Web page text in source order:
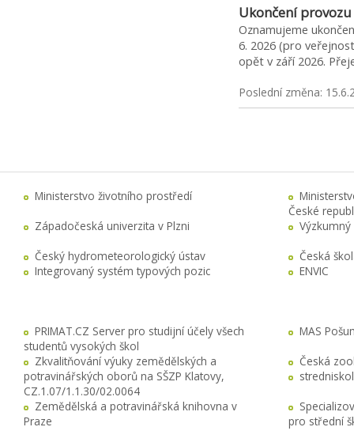
Ukončení
Oznamujeme
6. 2026 (pro
opět v září 2026.
Poslední změna:
Ministerstvo životního prostředí
České
Západočeská univerzita v Plzni
Český hydrometeorologický ústav
Česká
Integrovaný systém typových pozic
ENVIC
PRIMAT.CZ Server pro studijní účely všech
studentů vysokých škol
MAS
Zkvalitňování výuky zemědělských a
potravinářských oborů na SŠZP Klatovy,
CZ.1.07/1.1.30/02.0064
Česká
Zemědělská a potravinářská knihovna v
Praze
pro střední